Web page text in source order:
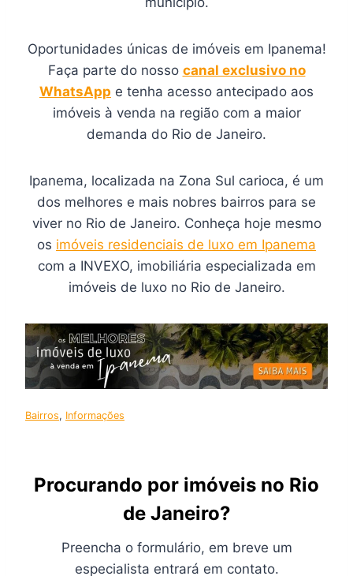
Oportunidades únicas de imóveis em Ipanema!
Faça parte do nosso canal exclusivo no
WhatsApp e tenha acesso antecipado aos
imóveis à venda na região com a maior
demanda do Rio de Janeiro.
Ipanema, localizada na Zona Sul carioca, é um
dos melhores e mais nobres bairros para se
viver no Rio de Janeiro. Conheça hoje mesmo
os imóveis residenciais de luxo em Ipanema
com a INVEXO, imobiliária especializada em
imóveis de luxo no Rio de Janeiro.
Bairros, Informações
Procurando por imóveis no Rio
de Janeiro?
Preencha o formulário, em breve um
especialista entrará em contato.